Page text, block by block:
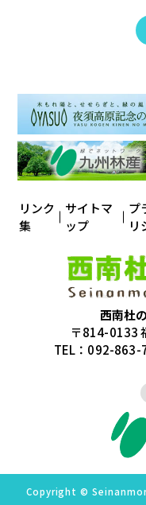
リンク
集
サイトマ
ップ
プ
リ
西南杜
〒814-0133
TEL：092-863-
Copyright ©